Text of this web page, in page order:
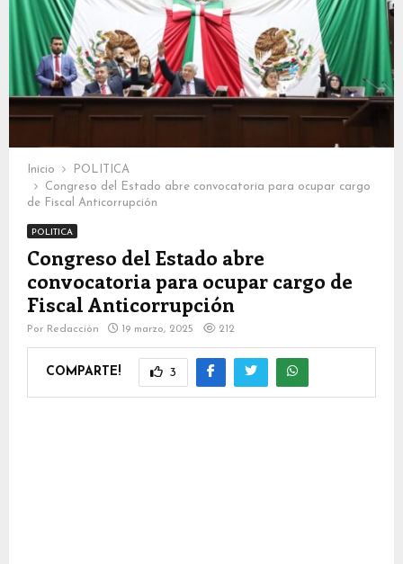
Inicio
POLITICA
Congreso del Estado abre convocatoria para ocupar cargo
de Fiscal Anticorrupción
POLITICA
Congreso del Estado abre
convocatoria para ocupar cargo de
Fiscal Anticorrupción
Por Redacción 19 marzo, 2025 212
COMPARTE! 3